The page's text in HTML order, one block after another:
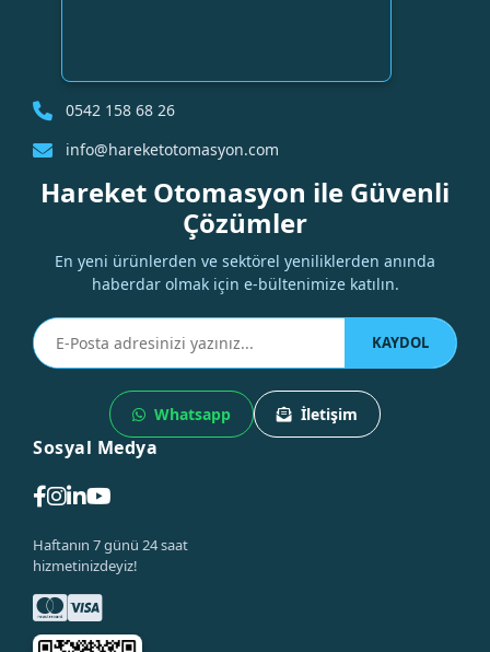
0542 158 68 26
info@hareketotomasyon.com
Hareket Otomasyon ile Güvenli
Çözümler
En yeni ürünlerden ve sektörel yeniliklerden anında
haberdar olmak için e-bültenimize katılın.
KAYDOL
Whatsapp İletişim
Sosyal Medya
Haftanın 7 günü 24 saat
hizmetinizdeyiz!